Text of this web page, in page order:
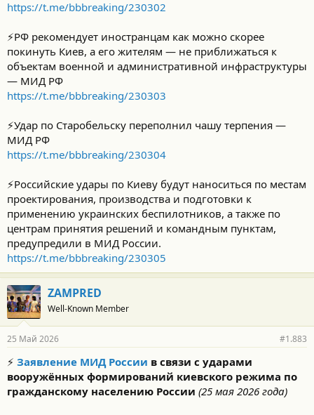
https://t.me/bbbreaking/230302
⚡️РФ рекомендует иностранцам как можно скорее
покинуть Киев, а его жителям — не приближаться к
объектам военной и административной инфраструктуры
— МИД РФ
https://t.me/bbbreaking/230303
⚡️Удар по Старобельску переполнил чашу терпения —
МИД РФ
https://t.me/bbbreaking/230304
⚡️Российские удары по Киеву будут наноситься по местам
проектирования, производства и подготовки к
применению украинских беспилотников, а также по
центрам принятия решений и командным пунктам,
предупредили в МИД России.
https://t.me/bbbreaking/230305
ZAMPRED
Well-Known Member
25 Май 2026 #1.883
⚡️ Заявление МИД России в связи с ударами
вооружённых формирований киевского режима по
гражданскому населению России (25 мая 2026 года)